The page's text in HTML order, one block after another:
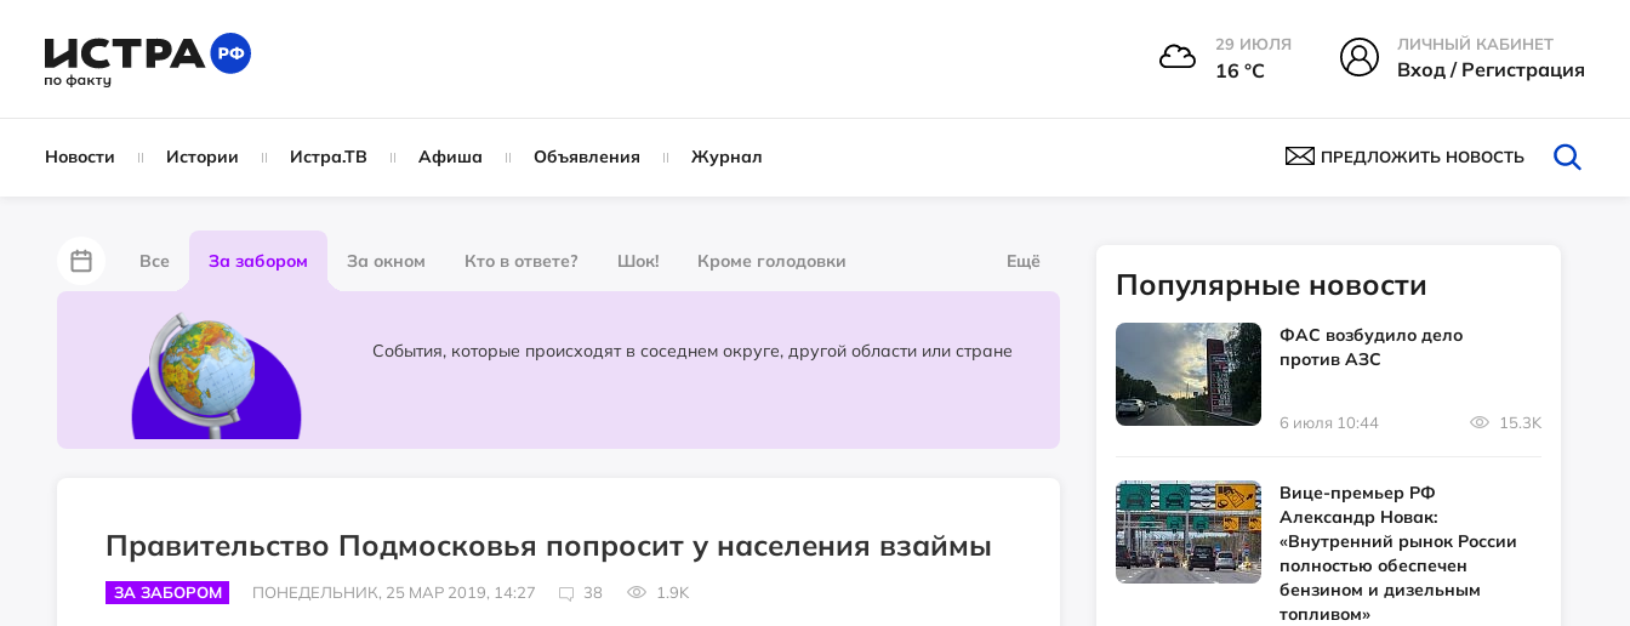
29 ИЮЛЯ
16 °С
ЛИЧНЫЙ КАБИНЕТ
Вход / Регистрация
Новости Истории Истра.ТВ Афиша Объявления Журнал ПРЕДЛОЖИТЬ НОВОСТЬ
Все За забором За окном Кто в ответе? Шок! Кроме голодовки
Лайфхаки
Народные новости
Ещё
События, которые происходят в соседнем округе, другой области или стране
Правительство Подмосковья попросит у населения взаймы
ЗА ЗАБОРОМ ПОНЕДЕЛЬНИК, 25 МАР 2019, 14:27 38 1.9K
Популярные новости
ФАС возбудило дело
против АЗС
6 июля 10:44 15.3K
Вице-премьер РФ
Александр Новак:
«Внутренний рынок России
полностью обеспечен
бензином и дизельным
топливом»